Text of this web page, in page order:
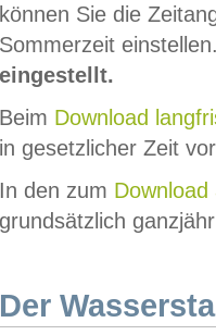
können Sie die
Sommerzeit
eingestellt.
Beim Download
in gesetzlicher Zeit
In den zum Download
grundsätzlich
Der